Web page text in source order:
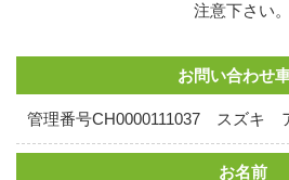
注意下さい。
お問い合わせ
管理番号CH0000111037 スズ
お名前